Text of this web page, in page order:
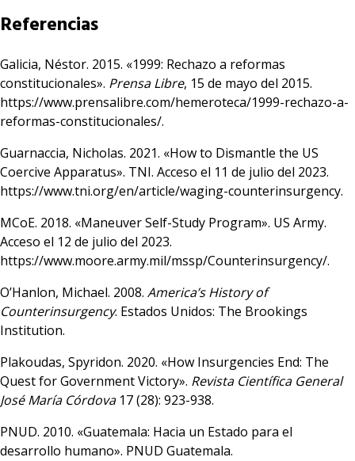
Referencias
Galicia, Néstor. 2015. «1999: Rechazo a reformas
constitucionales». Prensa Libre, 15 de mayo del 2015.
https://www.prensalibre.com/hemeroteca/1999-rechazo-a-
reformas-constitucionales/.
Guarnaccia, Nicholas. 2021. «How to Dismantle the US
Coercive Apparatus». TNI. Acceso el 11 de julio del 2023.
https://www.tni.org/en/article/waging-counterinsurgency.
MCoE. 2018. «Maneuver Self-Study Program». US Army.
Acceso el 12 de julio del 2023.
https://www.moore.army.mil/mssp/Counterinsurgency/.
O’Hanlon, Michael. 2008. America’s History of
Counterinsurgency. Estados Unidos: The Brookings
Institution.
Plakoudas, Spyridon. 2020. «How Insurgencies End: The
Quest for Government Victory». Revista Científica General
José María Córdova17 (28): 923-938.
PNUD. 2010. «Guatemala: Hacia un Estado para el
desarrollo humano». PNUD Guatemala.